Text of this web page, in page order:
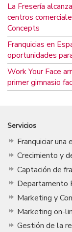
La Fresería
centros
Concepts
Franquicias en
oportunidades
Work Your Face
primer gimnasio
Servicios
Franquiciar una
Crecimiento y
Captación de
Departamento
Marketing y
Marketing on-
Gestión de la